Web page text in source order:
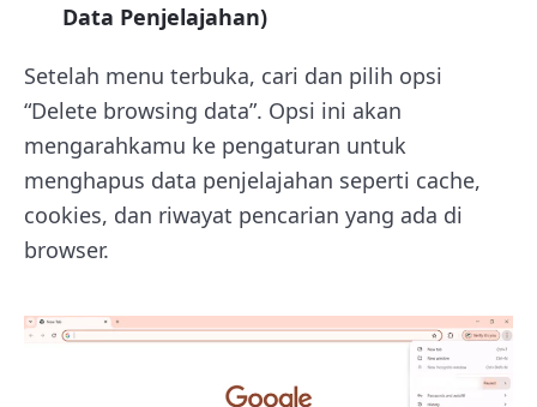
Data Penjelajahan)
Setelah menu terbuka, cari dan pilih opsi
“Delete browsing data”. Opsi ini akan
mengarahkamu ke pengaturan untuk
menghapus data penjelajahan seperti cache,
cookies, dan riwayat pencarian yang ada di
browser.